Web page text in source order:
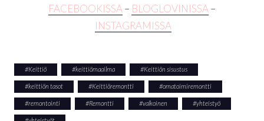
FACEBOOKISSA– BLOGLOVINISSA–
INSTAGRAMISSA
#Keittiö #keittiömaailma #Keittiön sisustus
#keittiön tasot #Keittiöremontti #omatoimiremontti
#remontointi #Remontti #valkoinen #yhteistyö